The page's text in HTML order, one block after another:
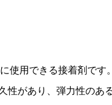
使用できる接着剤です。
があり、弾力性のあ